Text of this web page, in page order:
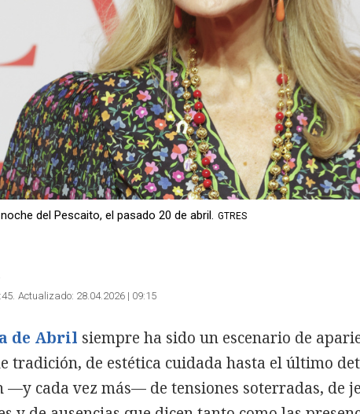
del Pescaito, el pasado 20 de abril. GTRES
Actualizado: 28.04.2026 | 09:15
de Abril siempre ha sido un escenario de
tradición, de estética cuidada hasta el último
—y cada vez más— de tensiones soterradas, de